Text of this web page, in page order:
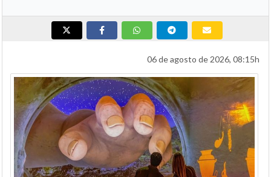
06 de agosto de 2026, 08:15h